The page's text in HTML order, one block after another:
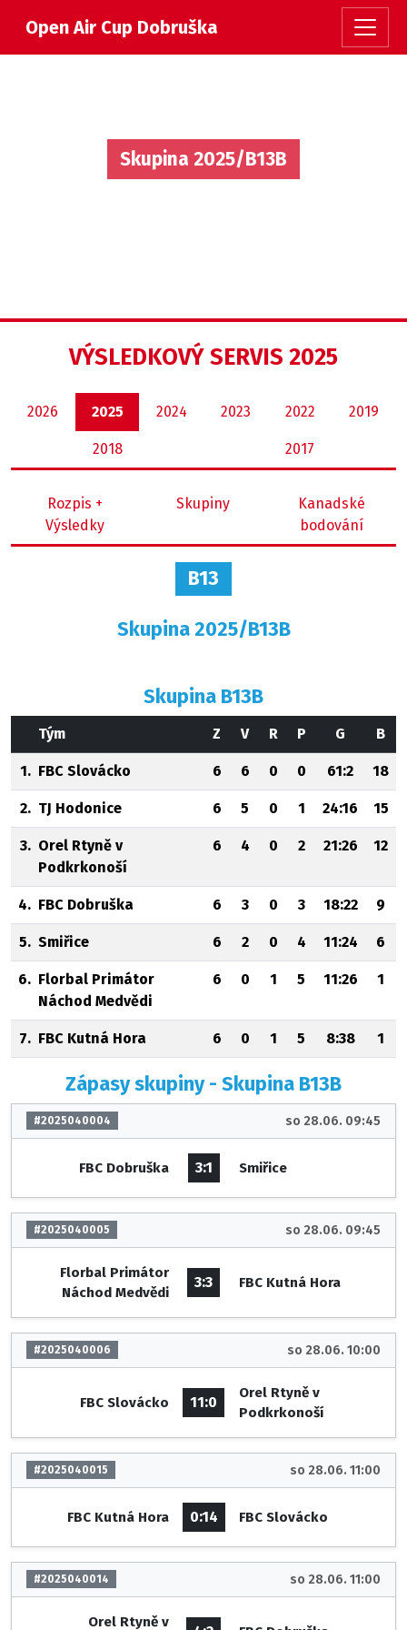
Open Air Cup Dobruška
Skupina 2025/B13B
VÝSLEDKOVÝ SERVIS 2025
2026 2025 2024 2023 2022 2019
2018 2017
Rozpis +
Výsledky
Skupiny
Kanadské
bodování
B13
Skupina 2025/B13B
Skupina B13B
Tým Z V R P G B
1. FBC Slovácko 6 6 0 0 61:2 18
2. TJ Hodonice 6 5 0 1 24:16 15
3. Orel Rtyně v
Podkrkonoší
6 4 0 2 21:26 12
4. FBC Dobruška 6 3 0 3 18:22 9
5. Smiřice 6 2 0 4 11:24 6
6. Florbal Primátor
Náchod Medvědi
6 0 1 5 11:26 1
7. FBC Kutná Hora 6 0 1 5 8:38 1
Zápasy skupiny - Skupina B13B
#2025040004 so 28.06. 09:45
FBC Dobruška 3:1 Smiřice
#2025040005 so 28.06. 09:45
Florbal Primátor
Náchod Medvědi
3:3 FBC Kutná Hora
#2025040006 so 28.06. 10:00
FBC Slovácko 11:0
Orel Rtyně v
Podkrkonoší
#2025040015 so 28.06. 11:00
FBC Kutná Hora 0:14 FBC Slovácko
#2025040014 so 28.06. 11:00
Orel Rtyně v